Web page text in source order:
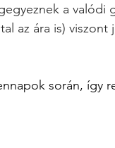
a valódi
az ára is) viszont
során, így